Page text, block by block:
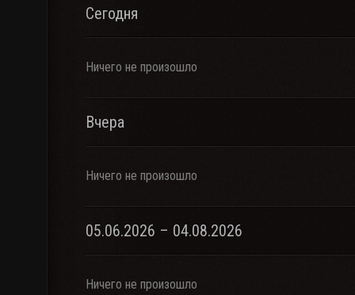
Сегодня
Ничего не произошло
Вчера
Ничего не произошло
05.06.2026 – 04.08.2026
Ничего не произошло